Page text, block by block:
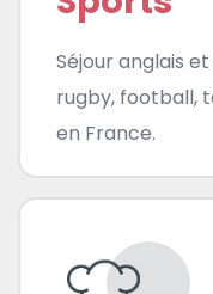
Séjour anglais
rugby, football,
en France.